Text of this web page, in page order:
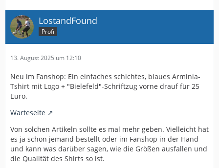
LostandFound
Profi
13. August 2025 um 12:10
Neu im Fanshop: Ein einfaches schichtes, blaues Arminia-
Tshirt mit Logo + "Bielefeld"-Schriftzug vorne drauf für 25
Euro.
Warteseite
Von solchen Artikeln sollte es mal mehr geben. Vielleicht hat
es ja schon jemand bestellt oder im Fanshop in der Hand
und kann was darüber sagen, wie die Größen ausfallen und
die Qualität des Shirts so ist.